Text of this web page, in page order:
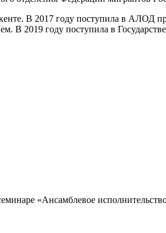
В 2017 году поступила в АЛОД
2019 году поступила в
«Ансамблевое